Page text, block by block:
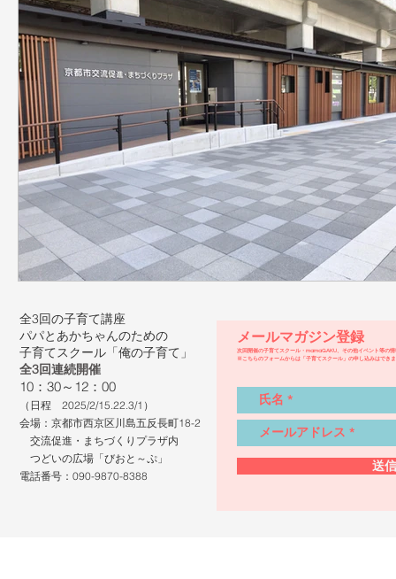
全3回の子育て講座
​パパとあかちゃんのための
子育てスクール 「俺の子育て」
全3回連続開催
10：30～12：00
（日程 2025/2/15.22.3/1 ）
会場： 京都市西京区川島五反長町18-2
交流促進・まちづくりプラザ内
​ つどいの広場「びおと～ぷ」
​電話番号：090-9870-8388
メールマガジン登録
次回開催の子育てスクール・mamaGAKU、その他イベント等の
​※こちらのフォームからは「子育てスクール」の申し込みはでき
送